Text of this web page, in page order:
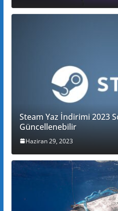
Steam Yaz İndirimi 2023
Güncellenebilir
Haziran 29, 2023